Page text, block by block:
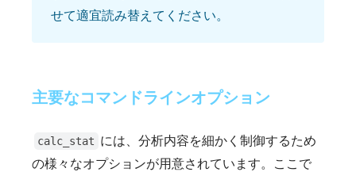
せて適宜読み替えてください。
主要なコマンドラインオプション
calc_stat には、分析内容を細かく制御するため
の様々なオプションが用意されています。ここで